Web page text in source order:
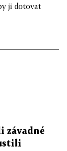
ji dotovat
závadné